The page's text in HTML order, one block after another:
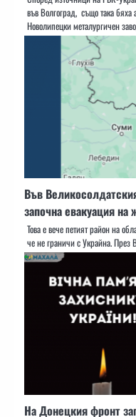
във Волгоград, също така бяха
Новолипецки металургичен
Във
започна евакуация на
Това е вече петият район на
че не граничи с Украйна. През
На Донецкия фронт